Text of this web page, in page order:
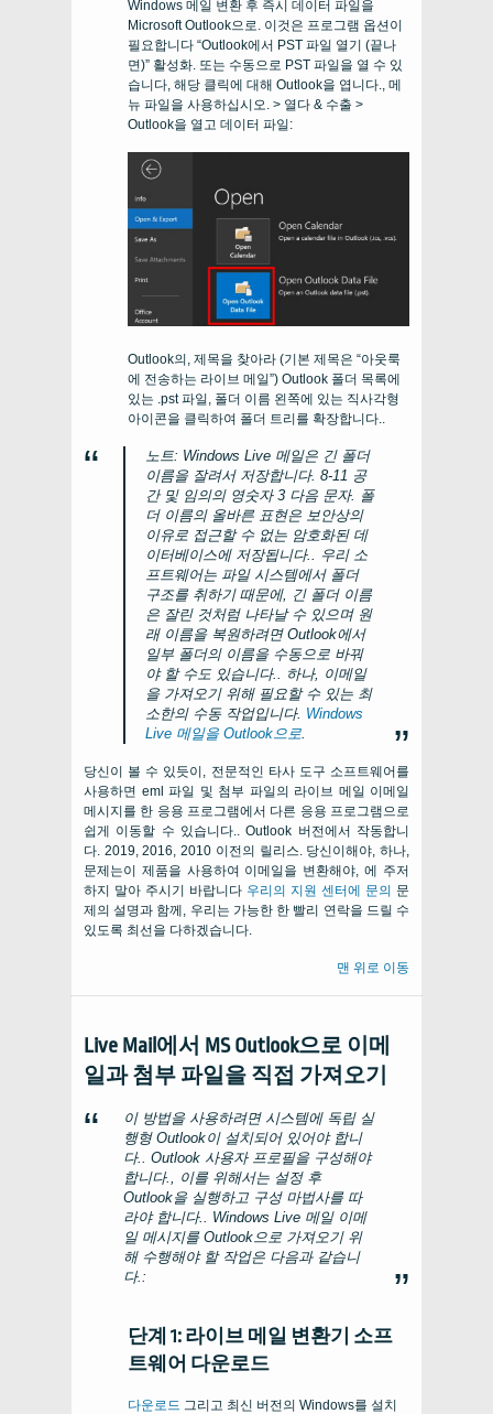
Windows 메일 변환 후 즉시 데이터 파일을
Microsoft Outlook으로. 이것은 프로그램 옵션이
필요합니다 “Outlook에서 PST 파일 열기 (끝나
면)” 활성화. 또는 수동으로 PST 파일을 열 수 있
습니다, 해당 클릭에 대해 Outlook을 엽니다., 메
뉴 파일을 사용하십시오. > 열다 & 수출 >
Outlook을 열고 데이터 파일:
Outlook의, 제목을 찾아라 (기본 제목은 “아웃룩
에 전송하는 라이브 메일”) Outlook 폴더 목록에
있는 .pst 파일, 폴더 이름 왼쪽에 있는 직사각형
아이콘을 클릭하여 폴더 트리를 확장합니다..
노트: Windows Live 메일은 긴 폴더
이름을 잘려서 저장합니다. 8-11 공
간 및 임의의 영숫자 3 다음 문자. 폴
더 이름의 올바른 표현은 보안상의
이유로 접근할 수 없는 암호화된 데
이터베이스에 저장됩니다.. 우리 소
프트웨어는 파일 시스템에서 폴더
구조를 취하기 때문에, 긴 폴더 이름
은 잘린 것처럼 나타날 수 있으며 원
래 이름을 복원하려면 Outlook에서
일부 폴더의 이름을 수동으로 바꿔
야 할 수도 있습니다.. 하나, 이메일
을 가져오기 위해 필요할 수 있는 최
소한의 수동 작업입니다. Windows
Live 메일을 Outlook으로
당신이 볼 수 있듯이, 전문적인 타사 도구 소프트웨어를
사용하면 eml 파일 및 첨부 파일의 라이브 메일 이메일
메시지를 한 응용 프로그램에서 다른 응용 프로그램으로
쉽게 이동할 수 있습니다.. Outlook 버전에서 작동합니
다. 2019, 2016, 2010 이전의 릴리스. 당신이해야, 하나,
문제는이 제품을 사용하여 이메일을 변환해야, 에 주저
하지 말아 주시기 바랍니다 우리의 지원 센터에 문의 문
제의 설명과 함께, 우리는 가능한 한 빨리 연락을 드릴 수
있도록 최선을 다하겠습니다.
맨 위로 이동
Live Mail에서 MS Outlook으로 이메
일과 첨부 파일을 직접 가져오기
이 방법을 사용하려면 시스템에 독립 실
행형 Outlook이 설치되어 있어야 합니
다.. Outlook 사용자 프로필을 구성해야
합니다., 이를 위해서는 설정 후
Outlook을 실행하고 구성 마법사를 따
라야 합니다.. Windows Live 메일 이메
일 메시지를 Outlook으로 가져오기 위
해 수행해야 할 작업은 다음과 같습니
다.:
단계 1: 라이브 메일 변환기 소프
트웨어 다운로드
다운로드 그리고 최신 버전의 Windows를 설치